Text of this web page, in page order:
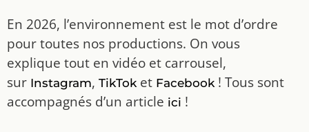
En 2026, l’environnement est le mot d’ordre
pour toutes nos productions. On vous
explique tout en vidéo et carrousel,
sur Instagram, TikToket Facebook! Tous sont
accompagnés d’un article ici !